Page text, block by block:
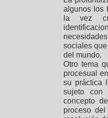
algunos los
la vez
sociales
del mundo.
Otro tema
procesual
su práctica
sujeto con
concepto
proceso